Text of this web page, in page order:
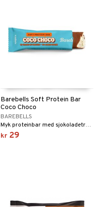
Barebells Soft Protein Bar
Coco Choco
BAREBELLS
Myk proteinbar med sjokoladetrekk. Smak av kokos
kr 29